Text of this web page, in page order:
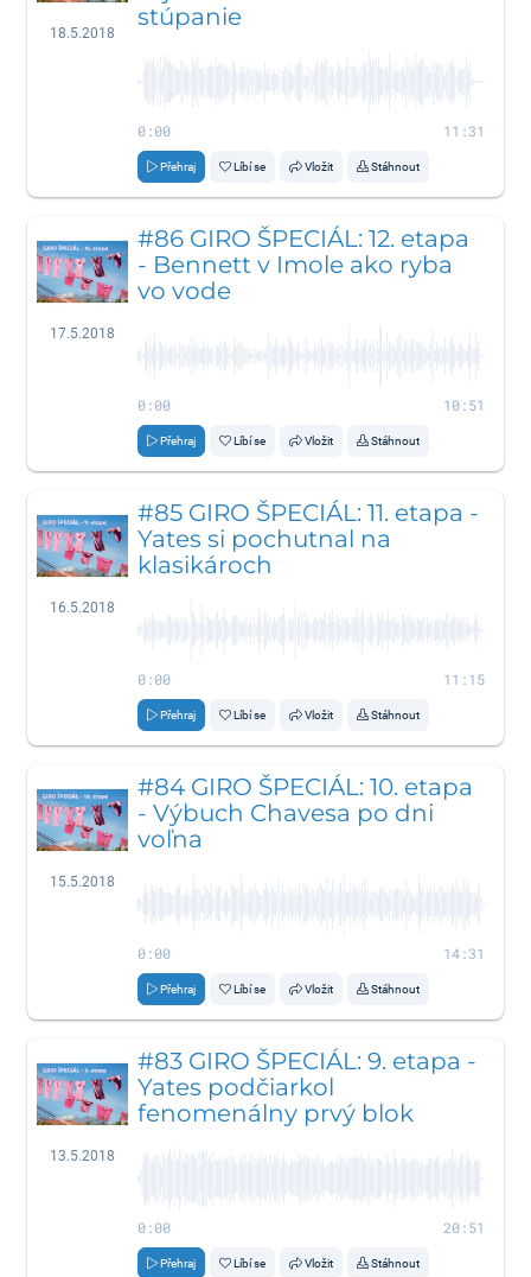
18.5.2018
stúpanie
0:00 11:31
Přehraj Líbí se Vložit Stáhnout
17.5.2018
#86 GIRO ŠPECIÁL: 12. etapa
- Bennett v Imole ako ryba
vo vode
0:00 10:51
Přehraj Líbí se Vložit Stáhnout
16.5.2018
#85 GIRO ŠPECIÁL: 11. etapa -
Yates si pochutnal na
klasikároch
0:00 11:15
Přehraj Líbí se Vložit Stáhnout
15.5.2018
#84 GIRO ŠPECIÁL: 10. etapa
- Výbuch Chavesa po dni
voľna
0:00 14:31
Přehraj Líbí se Vložit Stáhnout
13.5.2018
#83 GIRO ŠPECIÁL: 9. etapa -
Yates podčiarkol
fenomenálny prvý blok
0:00 20:51
Přehraj Líbí se Vložit Stáhnout